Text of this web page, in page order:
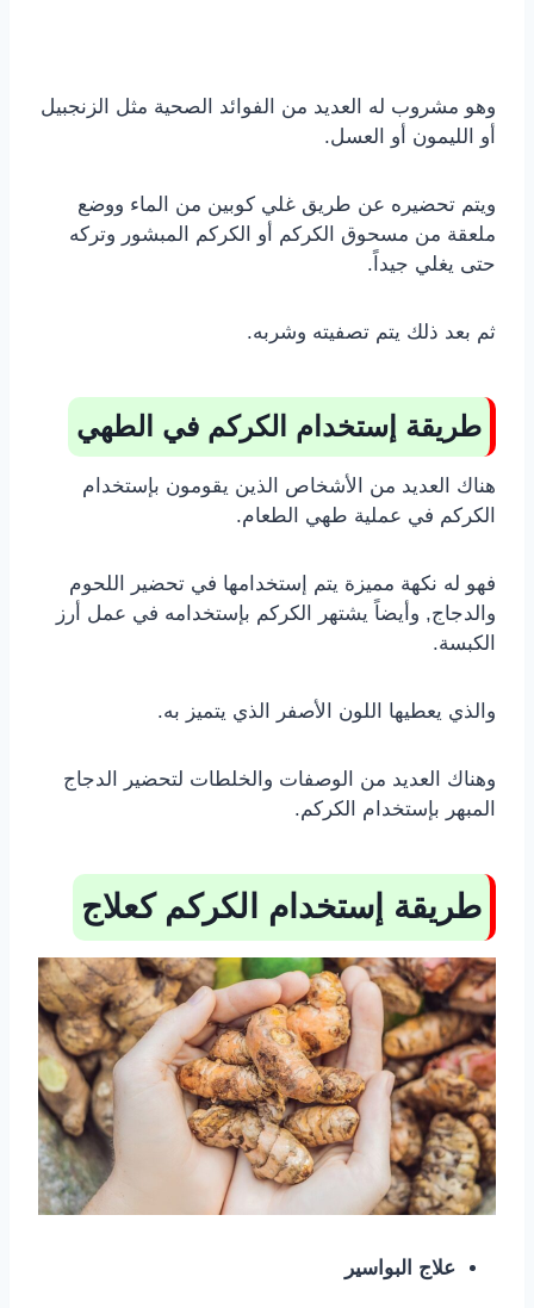
وهو مشروب له العديد من الفوائد الصحية مثل الزنجبيل
أو الليمون أو العسل.
ويتم تحضيره عن طريق غلي كوبين من الماء ووضع
ملعقة من مسحوق الكركم أو الكركم المبشور وتركه
حتى يغلي جيداً.
ثم بعد ذلك يتم تصفيته وشربه.
طريقة إستخدام الكركم في الطهي
هناك العديد من الأشخاص الذين يقومون بإستخدام
الكركم في عملية طهي الطعام.
فهو له نكهة مميزة يتم إستخدامها في تحضير اللحوم
والدجاج, وأيضاً يشتهر الكركم بإستخدامه في عمل أرز
الكبسة.
والذي يعطيها اللون الأصفر الذي يتميز به.
وهناك العديد من الوصفات والخلطات لتحضير الدجاج
المبهر بإستخدام الكركم.
طريقة إستخدام الكركم كعلاج
علاج البواسير